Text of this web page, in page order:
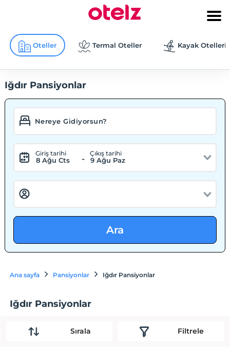
Oteller Termal Oteller Kayak Otelleri
Iğdır Pansiyonlar
Giriş tarihi
8 Ağu Cts -
Çıkış tarihi
9 Ağu Paz
Ara
Ana sayfa Pansiyonlar Iğdır Pansiyonlar
Iğdır Pansiyonlar
Sırala Filtrele